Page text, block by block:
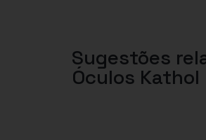
Sugestões
Óculos Kathol